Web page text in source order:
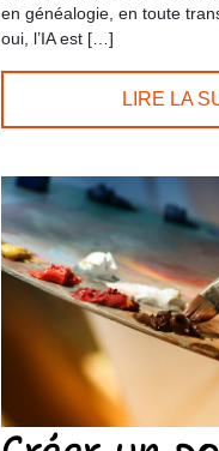
en généalogie, en toute
oui, l’IA est […]
LIRE LA